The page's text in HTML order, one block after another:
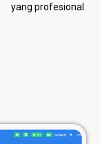
yang profesional.